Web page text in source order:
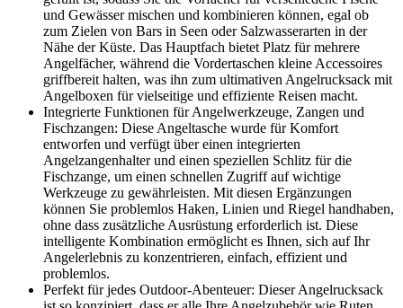
und Gewässer mischen und kombinieren können, egal ob
zum Zielen von Bars in Seen oder Salzwasserarten in der
Nähe der Küste. Das Hauptfach bietet Platz für mehrere
Angelfächer, während die Vordertaschen kleine Accessoires
griffbereit halten, was ihn zum ultimativen Angelrucksack mit
Angelboxen für vielseitige und effiziente Reisen macht.
Integrierte Funktionen für Angelwerkzeuge, Zangen und
Fischzangen: Diese Angeltasche wurde für Komfort
entworfen und verfügt über einen integrierten
Angelzangenhalter und einen speziellen Schlitz für die
Fischzange, um einen schnellen Zugriff auf wichtige
Werkzeuge zu gewährleisten. Mit diesen Ergänzungen
können Sie problemlos Haken, Linien und Riegel handhaben,
ohne dass zusätzliche Ausrüstung erforderlich ist. Diese
intelligente Kombination ermöglicht es Ihnen, sich auf Ihr
Angelerlebnis zu konzentrieren, einfach, effizient und
problemlos.
Perfekt für jedes Outdoor-Abenteuer: Dieser Angelrucksack